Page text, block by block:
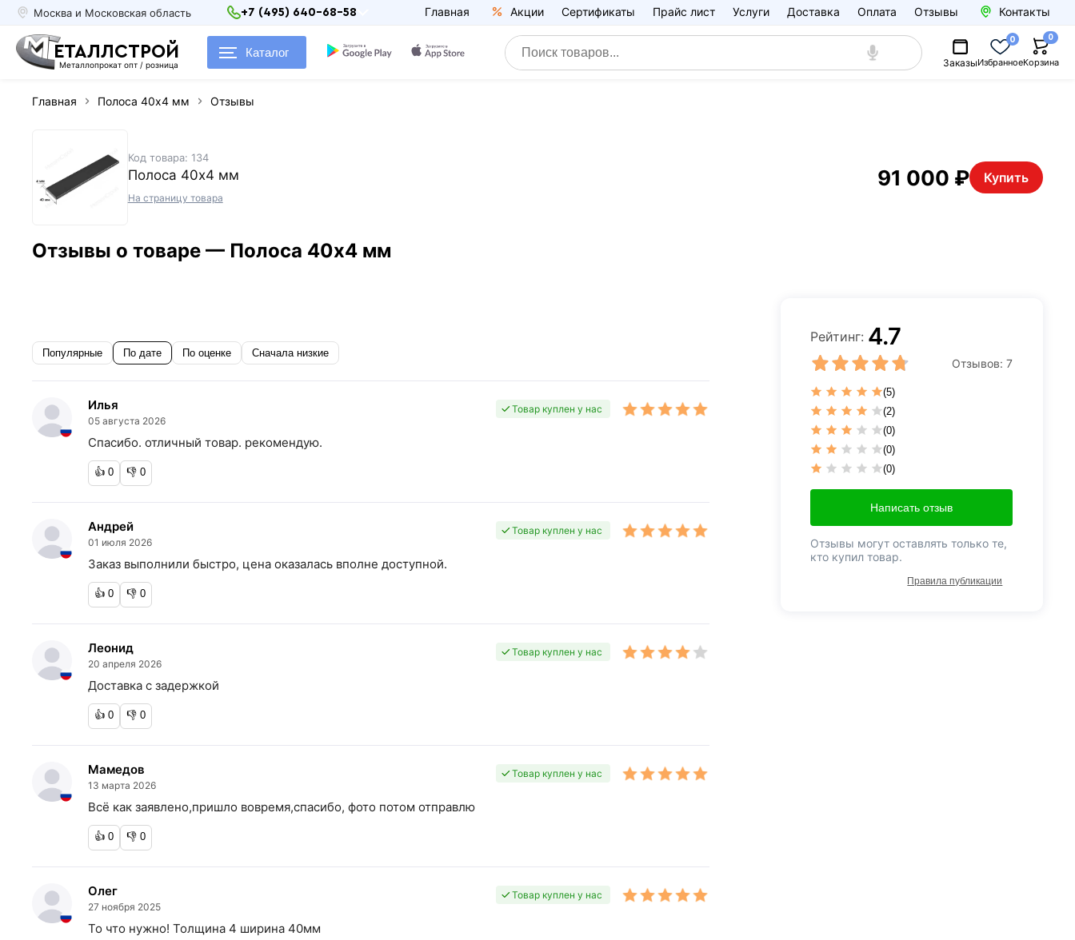
Москва и Московская область +7 (495) 640-68-58 Главная Акции Сертификаты Прайс лист Услуги Доставка Оплата Отзывы Контакты
ЕТАЛЛСТРОЙ
Металлопрокат опт / розница
Каталог
ЗаказыИзбранное
0
Корзина
0
Главная Полоса 40х4 мм Отзывы
Код товара: 134
Полоса 40х4 мм
На страницу товара
91 000 ₽ Купить
Отзывы о товаре — Полоса 40х4 мм
Популярные По дате По оценке Сначала низкие
Илья
05 августа 2026
Товар куплен у нас
Спасибо. отличный товар. рекомендую.
👍 0 👎 0
Андрей
01 июля 2026
Товар куплен у нас
Заказ выполнили быстро, цена оказалась вполне доступной.
👍 0 👎 0
Леонид
20 апреля 2026
Товар куплен у нас
Доставка с задержкой
👍 0 👎 0
Мамедов
13 марта 2026
Товар куплен у нас
Всё как заявлено,пришло вовремя,спасибо, фото потом отправлю
👍 0 👎 0
Олег
27 ноября 2025
Товар куплен у нас
То что нужно! Толщина 4 ширина 40мм
Рейтинг: 4.7
Отзывов: 7
(5)
(2)
(0)
(0)
(0)
Написать отзыв
Отзывы могут оставлять только те,
кто купил товар.
Правила публикации